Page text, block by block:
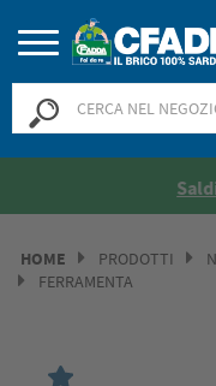
Saldi?
HOME PRODOTTI
FERRAMENTA